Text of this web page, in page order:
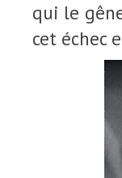
qui le
cet échec